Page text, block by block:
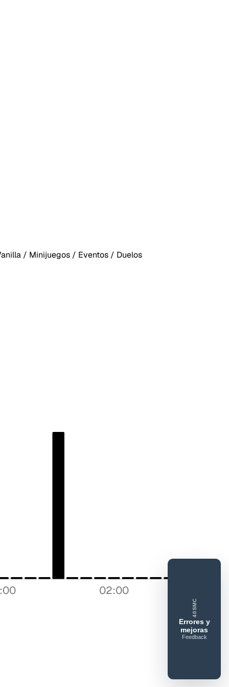
/ Minijuegos / Eventos / Duelos
02:00
40SMC
Errores y
mejoras
Feedback